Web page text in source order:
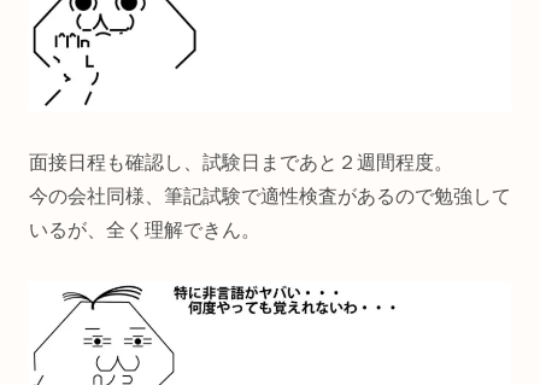
面接日程も確認し、試験日まであと２週間程度。
今の会社同様、筆記試験で適性検査があるので勉強して
いるが、全く理解できん。